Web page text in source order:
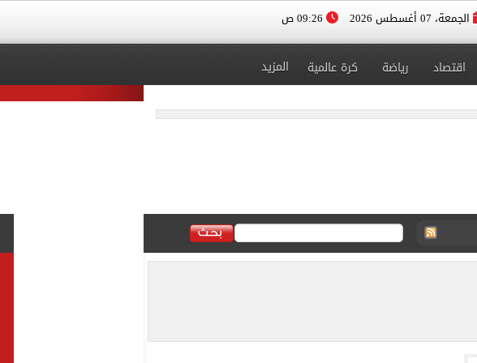
الجمعة، 07 أغسطس 2026
اقتصاد رياضة كرة عالمية المزيد